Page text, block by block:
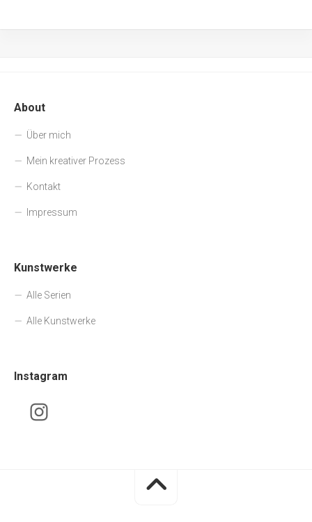
About
Über mich
Mein kreativer Prozess
Kontakt
Impressum
Kunstwerke
Alle Serien
Alle Kunstwerke
Instagram